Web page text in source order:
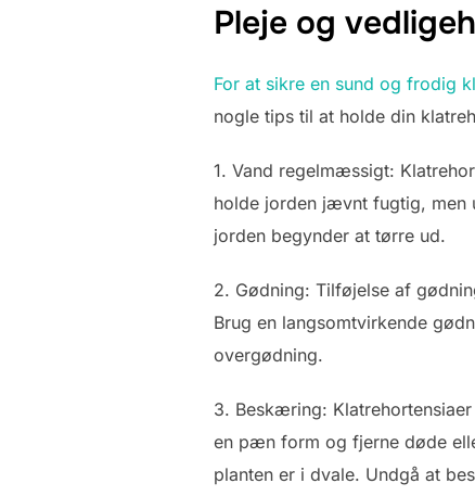
Pleje og
For at sikre en sund og frodig
nogle tips til at holde din
1. Vand regelmæssigt:
holde jorden jævnt fugtig, men
jorden begynder at tørre ud.
2. Gødning: Tilføjelse af
Brug en langsomtvirkende
overgødning.
3. Beskæring:
en pæn form og fjerne døde
planten er i dvale. Undgå at